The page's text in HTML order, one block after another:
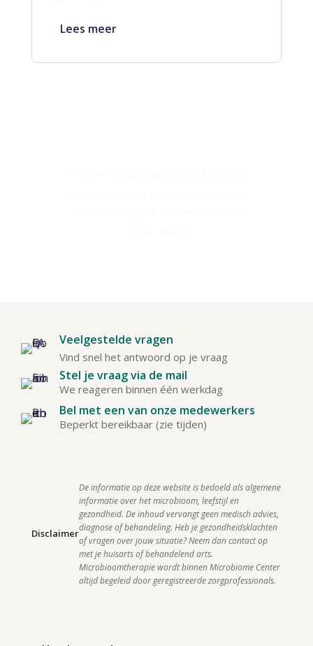
Lees meer
Veelgestelde vragen
Vind snel het antwoord op je vraag
Stel je vraag via de mail
We reageren binnen één werkdag
Bel met een van onze medewerkers
Beperkt bereikbaar (zie tijden)
Disclaimer
De informatie op deze website is bedoeld als algemene
informatie over het microbioom, leefstijl en
gezondheid. De inhoud vervangt geen medisch advies,
diagnose of behandeling. Heb je gezondheidsklachten
of vragen over jouw situatie? Neem dan contact op
met je huisarts of behandelend arts.
Microbioomtherapie wordt binnen Microbiome Center
altijd begeleid door geregistreerde zorgprofessionals.